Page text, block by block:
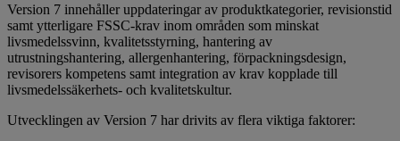
Version 7 innehåller uppdateringar av produktkategorier, revisionstid
samt ytterligare FSSC‑krav inom områden som minskat
livsmedelssvinn, kvalitetsstyrning, hantering av
utrustningshantering, allergenhantering, förpackningsdesign,
revisorers kompetens samt integration av krav kopplade till
livsmedelssäkerhets- och kvalitetskultur.
Utvecklingen av Version 7 har drivits av flera viktiga faktorer: